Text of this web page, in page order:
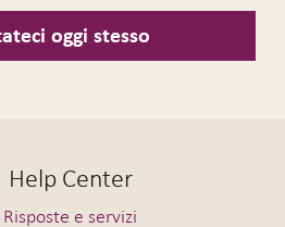
oggi stesso
Help Center
Risposte e servizi